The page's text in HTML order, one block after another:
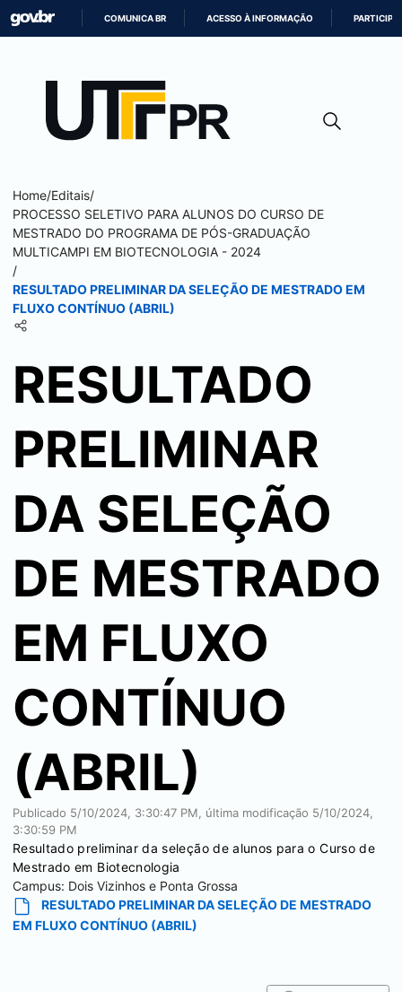
CONTEÚDO
COMUNICA BR ACESSO À INFORMAÇÃO PARTICIPE
Home/Editais/
PROCESSO SELETIVO PARA ALUNOS DO CURSO DE
MESTRADO DO PROGRAMA DE PÓS-GRADUAÇÃO
MULTICAMPI EM BIOTECNOLOGIA - 2024
/
RESULTADO PRELIMINAR DA SELEÇÃO DE MESTRADO EM
FLUXO CONTÍNUO (ABRIL)
RESULTADO
PRELIMINAR
DA SELEÇÃO
DE MESTRADO
EM FLUXO
CONTÍNUO
(ABRIL)
Publicado 5/10/2024, 3:30:47 PM , última modificação 5/10/2024,
3:30:59 PM
Resultado preliminar da seleção de alunos para o Curso de
Mestrado em Biotecnologia
Campus: Dois Vizinhos e Ponta Grossa
RESULTADO PRELIMINAR DA SELEÇÃO DE MESTRADO
EM FLUXO CONTÍNUO (ABRIL)